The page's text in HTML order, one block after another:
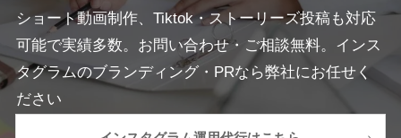
ショート動画制作、Tiktok・ストーリーズ投稿も対応
可能で実績多数。お問い合わせ・ご相談無料。インス
タグラムのブランディング・PRなら弊社にお任せく
ださい